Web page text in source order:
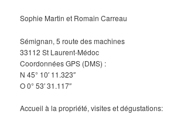
Sophie Martin et Romain Carreau
Sémignan, 5 route des machines
33112 St Laurent-Médoc
Coordonnées GPS (DMS) :
N 45° 10′ 11.323″
O 0° 53′ 31.117″
Accueil à la propriété, visites et dégustations: